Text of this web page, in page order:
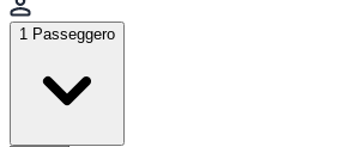
1 Passeggero